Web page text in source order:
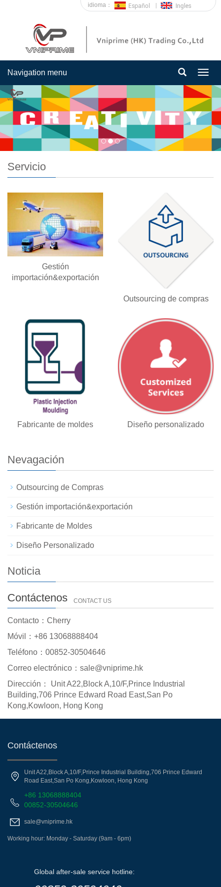
idioma：
Navigation menu
Servicio
Gestión
importación&exportación
Outsourcing de compras
Fabricante de moldes Diseño personalizado
Nevagación
Outsourcing de Compras
Gestión importación&exportación
Fabricante de Moldes
Diseño Personalizado
Noticia
Contáctenos CONTACT US
Contacto：Cherry
Móvil：+86 13068888404
Teléfono：00852-30504646
Correo electrónico：sale@vniprime.hk
Dirección： Unit A22,Block A,10/F,Prince Industrial
Building,706 Prince Edward Road East,San Po
Kong,Kowloon, Hong Kong
Contáctenos
Unit A22,Block A,10/F,Prince Industrial Building,706 Prince Edward
Road East,San Po Kong,Kowloon, Hong Kong
+86 13068888404
00852-30504646
sale@vniprime.hk
Working hour: Monday - Saturday (9am - 6pm)
Global after-sale service hotline: